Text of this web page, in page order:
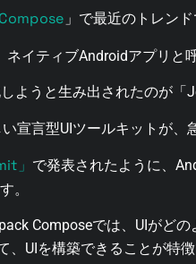
」で最近のトレン
イティブAndroidアプリと
ようと生み出されたのが「
宣言型UIツールキットが、
」 で発表されたように、
。
Composeでは、UIがど
、UIを構築できることが特徴